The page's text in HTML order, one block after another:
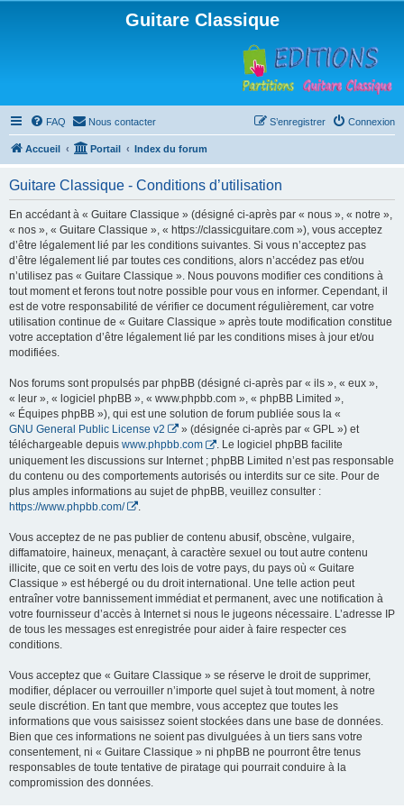
Guitare Classique
FAQ Nous contacter Connexion
S’enregistrer
Accueil Portail Index du forum
Guitare Classique - Conditions d’utilisation
En accédant à « Guitare Classique » (désigné ci-après par « nous », « notre »,
« nos », « Guitare Classique », « https://classicguitare.com »), vous acceptez
d’être légalement lié par les conditions suivantes. Si vous n’acceptez pas
d’être légalement lié par toutes ces conditions, alors n’accédez pas et/ou
n’utilisez pas « Guitare Classique ». Nous pouvons modifier ces conditions à
tout moment et ferons tout notre possible pour vous en informer. Cependant, il
est de votre responsabilité de vérifier ce document régulièrement, car votre
utilisation continue de « Guitare Classique » après toute modification constitue
votre acceptation d’être légalement lié par les conditions mises à jour et/ou
modifiées.
Nos forums sont propulsés par phpBB (désigné ci-après par « ils », « eux »,
« leur », « logiciel phpBB », « www.phpbb.com », « phpBB Limited »,
« Équipes phpBB »), qui est une solution de forum publiée sous la «
GNU General Public License v2
» (désignée ci-après par « GPL ») et
téléchargeable depuis www.phpbb.com
. Le logiciel phpBB facilite
uniquement les discussions sur Internet ; phpBB Limited n’est pas responsable
du contenu ou des comportements autorisés ou interdits sur ce site. Pour de
plus amples informations au sujet de phpBB, veuillez consulter :
https://www.phpbb.com/
Vous acceptez de ne pas publier de contenu abusif, obscène, vulgaire,
diffamatoire, haineux, menaçant, à caractère sexuel ou tout autre contenu
illicite, que ce soit en vertu des lois de votre pays, du pays où « Guitare
Classique » est hébergé ou du droit international. Une telle action peut
entraîner votre bannissement immédiat et permanent, avec une notification à
votre fournisseur d’accès à Internet si nous le jugeons nécessaire. L’adresse IP
de tous les messages est enregistrée pour aider à faire respecter ces
conditions.
Vous acceptez que « Guitare Classique » se réserve le droit de supprimer,
modifier, déplacer ou verrouiller n’importe quel sujet à tout moment, à notre
seule discrétion. En tant que membre, vous acceptez que toutes les
informations que vous saisissez soient stockées dans une base de données.
Bien que ces informations ne soient pas divulguées à un tiers sans votre
consentement, ni « Guitare Classique » ni phpBB ne pourront être tenus
responsables de toute tentative de piratage qui pourrait conduire à la
compromission des données.